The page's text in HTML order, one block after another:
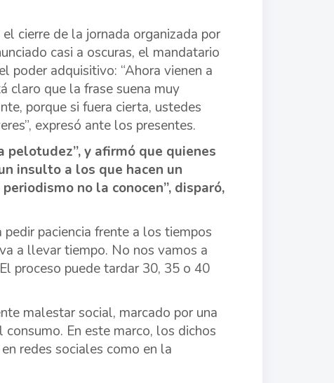
cierre de la jornada organizada por
casi a oscuras, el mandatario
poder adquisitivo: “Ahora vienen a
claro que la frase suena muy
porque si fuera cierta, ustedes
expresó ante los presentes.
pelotudez”, y afirmó que quienes
insulto a los que hacen un
no la conocen”, disparó,
paciencia frente a los tiempos
a llevar tiempo. No nos vamos a
proceso puede tardar 30, 35 o 40
malestar social, marcado por una
En este marco, los dichos
redes sociales como en la